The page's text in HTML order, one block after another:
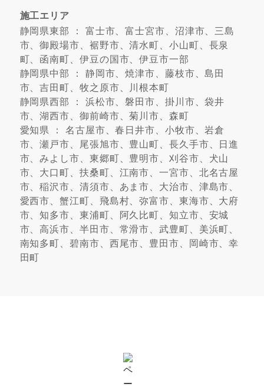
施工エリア
静岡県東部 ： 富士市、富士宮市、沼津市、三島
市、御殿場市、裾野市、清水町、小山町、長泉
町、函南町、伊豆の国市、伊豆市一部
静岡県中部 ： 静岡市、焼津市、藤枝市、島田
市、吉田町、牧之原市、川根本町
静岡県西部 ： 浜松市、磐田市、掛川市、袋井
市、湖西市、御前崎市、菊川市、森町
愛知県 ： 名古屋市、春日井市、小牧市、岩倉
市、瀬戸市、尾張旭市、豊山町、長久手市、日進
市、みよし市、東郷町、豊明市、刈谷市、犬山
市、大口町、扶桑町、江南市、一宮市、北名古屋
市、稲沢市、清須市、あま市、大治市、津島市、
愛西市、蟹江町、飛島村、弥富市、東海市、大府
市、知多市、東浦町、阿久比町、知立市、安城
市、高浜市、半田市、常滑市、武豊町、美浜町、
南知多町、碧南市、西尾市、豊田市、岡崎市、幸
田町